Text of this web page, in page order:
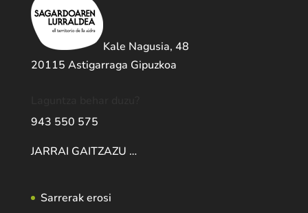
Kale Nagusia, 48
20115 Astigarraga Gipuzkoa
943 550 575
JARRAI GAITZAZU …
Sarrerak erosi